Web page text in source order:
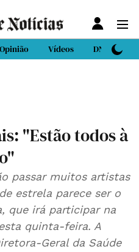
Opinião Vídeos DN Sport
"Estão todos à
passar muitos artistas
estrela parece ser o
que irá participar na
quinta-feira. A
Geral da Saúde